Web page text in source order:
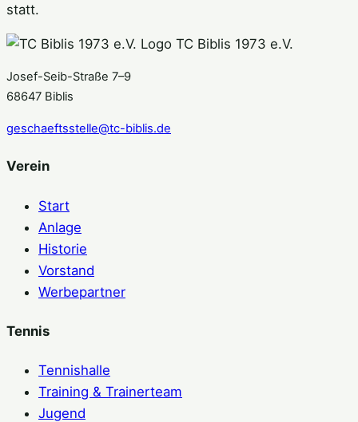
statt.
TC Biblis 1973 e.V.
Josef-Seib-Straße 7–9
68647 Biblis
geschaeftsstelle@tc-biblis.de
Verein
Start
Anlage
Historie
Vorstand
Werbepartner
Tennis
Tennishalle
Training & Trainerteam
Jugend